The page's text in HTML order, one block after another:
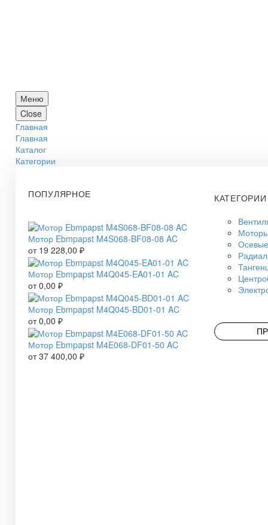
Меню
Close
Главная
Главная
Каталог
Категории
ПОПУЛЯРНОЕ
Мотор Ebmpapst M4S068-BF08-08 AC
от 19 228,00 ₽
Мотор Ebmpapst M4Q045-EA01-01 AC
от0,00 ₽
Мотор Ebmpapst M4Q045-BD01-01 AC
от0,00 ₽
Мотор Ebmpapst M4E068-DF01-50 AC
от37 400,00 ₽
КАТЕГОРИИ